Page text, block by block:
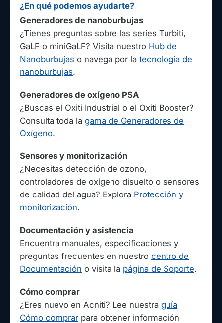
¿En qué podemos ayudarte?
Generadores de nanoburbujas
¿Tienes preguntas sobre las series Turbiti,
GaLF o miniGaLF? Visita nuestro Hub de
Nanoburbujas o navega por la tecnología de
nanoburbujas.
Generadores de oxígeno PSA
¿Buscas el Oxiti Industrial o el Oxiti Booster?
Consulta toda la gama de Generadores de
Oxígeno.
Sensores y monitorización
¿Necesitas detección de ozono,
controladores de oxígeno disuelto o sensores
de calidad del agua? Explora Protección y
monitorización.
Documentación y asistencia
Encuentra manuales, especificaciones y
preguntas frecuentes en nuestro centro de
Documentación o visita la página de Soporte.
Cómo comprar
¿Eres nuevo en Acniti? Lee nuestra guía
Cómo comprar para obtener información